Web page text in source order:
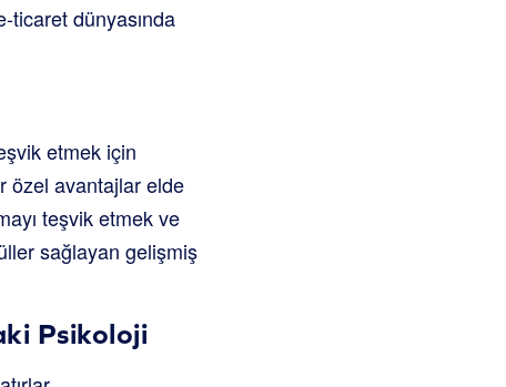
ticaret dünyasında
etmek için
özel avantajlar elde
teşvik etmek ve
sağlayan gelişmiş
Psikoloji